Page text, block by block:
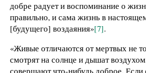
добре радует и воспоминание о
правильно, и сама жизнь в
[будущего] воздаяния»[7].
«Живые отличаются от мертвых не
смотрят на солнце и дышат
совершают что-нибудь доброе. Если